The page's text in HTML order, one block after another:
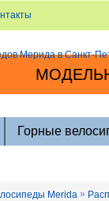
Горные
Merida »